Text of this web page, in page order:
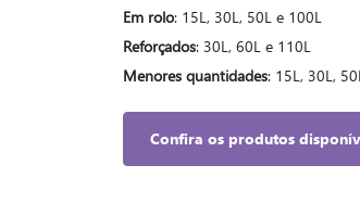
Em rolo: 15L, 30L, 50L e 100L
Reforçados: 30L, 60L e 110L
Menores quantidades: 15L, 30L,
Confira os produtos